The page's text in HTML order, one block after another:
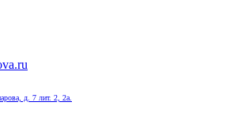
д. 7 лит. 2, 2а.